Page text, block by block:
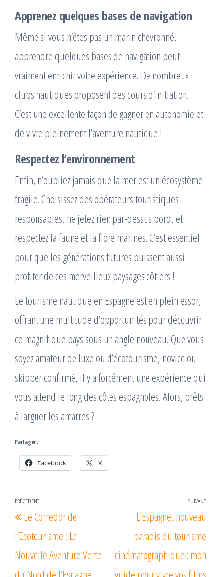
Apprenez quelques bases de navigation
Même si vous n’êtes pas un marin chevronné,
apprendre quelques bases de navigation peut
vraiment enrichir votre expérience. De nombreux
clubs nautiques proposent des cours d’initiation.
C’est une excellente façon de gagner en autonomie et
de vivre pleinement l’aventure nautique !
Respectez l’environnement
Enfin, n’oubliez jamais que la mer est un écosystème
fragile. Choisissez des opérateurs touristiques
responsables, ne jetez rien par-dessus bord, et
respectez la faune et la flore marines. C’est essentiel
pour que les générations futures puissent aussi
profiter de ces merveilleux paysages côtiers !
Le tourisme nautique en Espagne est en plein essor,
offrant une multitude d’opportunités pour découvrir
ce magnifique pays sous un angle nouveau. Que vous
soyez amateur de luxe ou d’écotourisme, novice ou
skipper confirmé, il y a forcément une expérience qui
vous attend le long des côtes espagnoles. Alors, prêts
à larguer les amarres ?
Partager :
Facebook X
Navigation
de
l’article
Article
précédent
PRÉCÉDENT
Le Corredor de
l’Ecotourisme : La
Nouvelle Aventure Verte
SUIVANT
L’Espagne, nouveau
paradis du tourisme
cinématographique : mon